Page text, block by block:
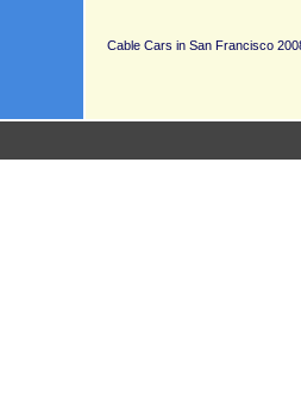
Cable Cars in San Francisco